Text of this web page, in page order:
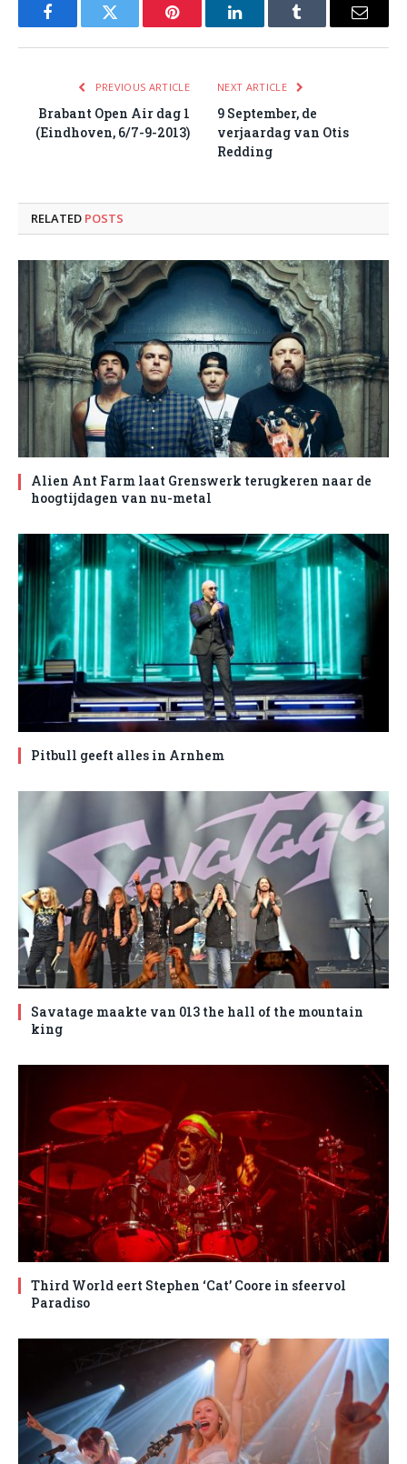
FacebookTwitter Pinterest LinkedInTumblr Email
PREVIOUS ARTICLE
Brabant Open Air dag 1
(Eindhoven, 6/7-9-2013)
NEXT ARTICLE
9 September, de
verjaardag van Otis
Redding
RELATED POSTS
Alien Ant Farm laat Grenswerk terugkeren naar de
hoogtijdagen van nu-metal
Pitbull geeft alles in Arnhem
Savatage maakte van 013 the hall of the mountain
king
Third World eert Stephen ‘Cat’ Coore in sfeervol
Paradiso